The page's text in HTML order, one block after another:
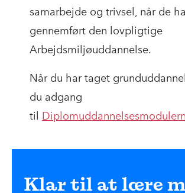
samarbejde og trivsel, når de
gennemført den lovpligtige
Arbejdsmiljøuddannelse.
Når du har taget
du adgang
til
Klar til at lære